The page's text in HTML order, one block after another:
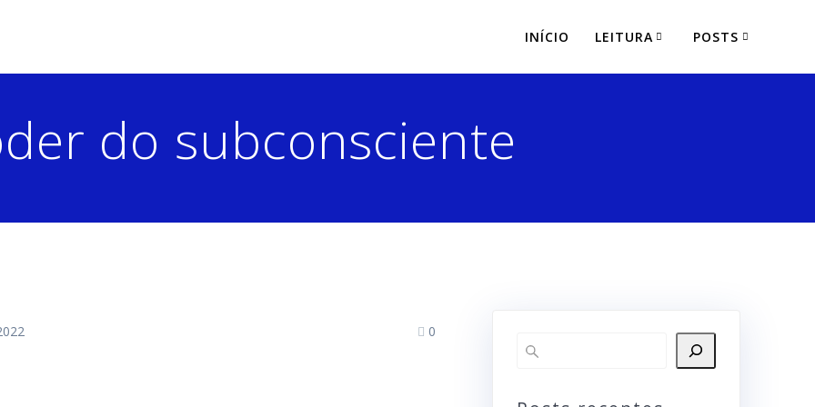
INÍCIO LEITURA POSTS
do subconsciente
0